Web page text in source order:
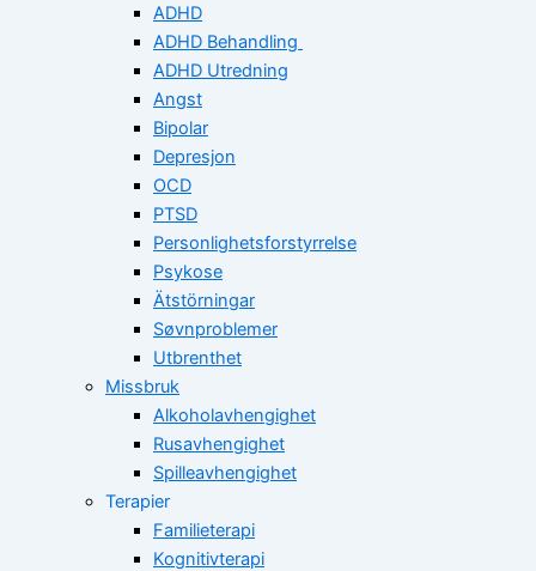
ADHD
ADHD Behandling
ADHD Utredning
Angst
Bipolar
Depresjon
OCD
PTSD
Personlighetsforstyrrelse
Psykose
Ätstörningar
Søvnproblemer
Utbrenthet
Missbruk
Alkoholavhengighet
Rusavhengighet
Spilleavhengighet
Terapier
Familieterapi
Kognitivterapi